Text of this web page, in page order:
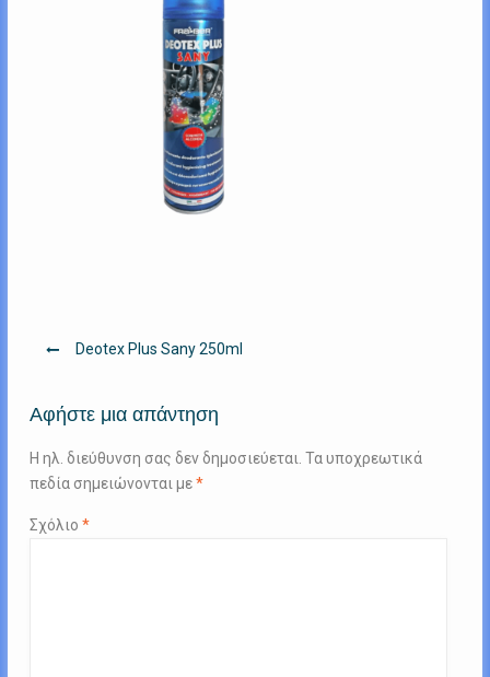
Πλοήγηση
Deotex Plus Sany 250ml
Αφήστε μια απάντηση
Η ηλ. διεύθυνση σας δεν δημοσιεύεται. Τα υποχρεωτικά
πεδία σημειώνονται με*
Σχόλιο *